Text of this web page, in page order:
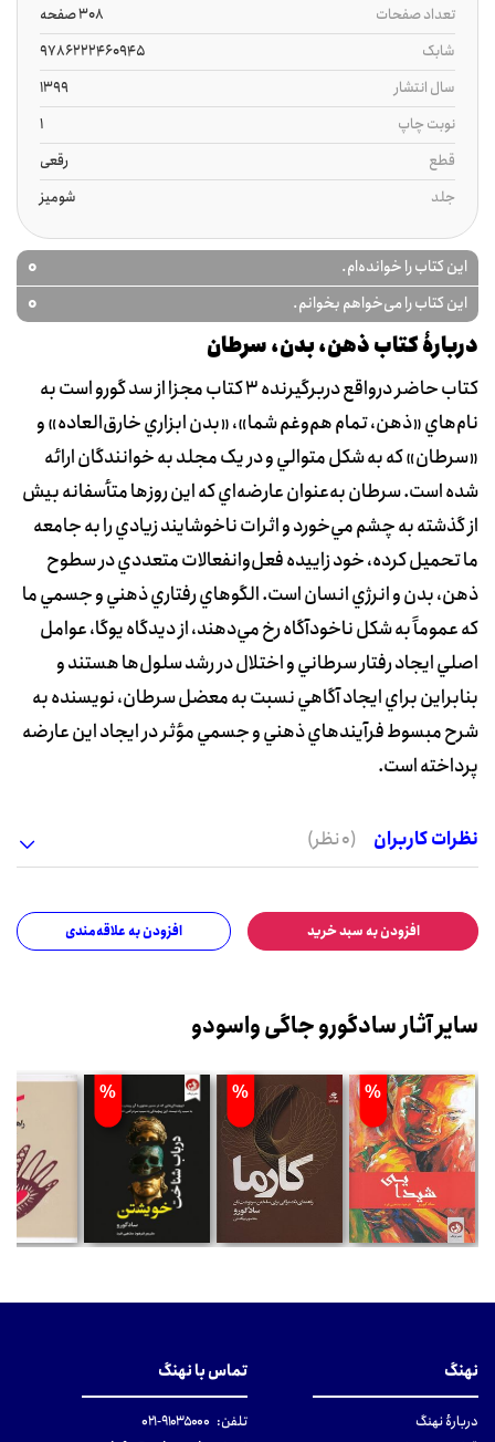
تعداد صفحات
308 صفحه
شابک
9786222460945
سال انتشار
1399
نوبت چاپ
1
قطع
رقعی
جلد
شومیز
این کتاب را خوانده‌ام. 0
این کتاب را می‌خواهم بخوانم. 0
دربارۀ کتاب ذهن، بدن، سرطان
کتاب حاضر درواقع دربرگيرنده 3 کتاب مجزا از سد گورو است به
نام‌هاي «ذهن‌، تمام هم‌وغم شما»، «بدن ابزاري خارق‌العاده» و
«سرطان» که به شکل متوالي و در يک مجلد به خوانندگان ارائه
شده است. سرطان به‌عنوان عارضه‌اي که اين روزها متأسفانه بيش
از گذشته به چشم مي‌خورد و اثرات ناخوشايند زيادي را به جامعه
ما تحميل کرده، خود زاييده فعل‌وانفعالات متعددي در سطوح
ذهن، بدن و انرژي انسان است. الگوهاي رفتاري ذهني و جسمي ما
که عموماً به شکل ناخودآگاه رخ مي‌دهند، از ديدگاه يوگا، عوامل
اصلي ايجاد رفتار سرطاني و اختلال در رشد سلول‌ها هستند و
بنابراين براي ايجاد آگاهي نسبت به معضل سرطان، نويسنده به
شرح مبسوط فرآيندهاي ذهني و جسمي مؤثر در ايجاد اين عارضه
پرداخته است.
نظرات کاربران (0 نظر)
افزودن به سبد خرید افزودن به علاقه‌مندی
سایر آثار سادگورو جاگی واسودو
%
%
%
نهنگ
دربارهٔ نهنگ
تماس با نهنگ
تلفن: ۹۱۰۳۵۰۰۰-۰۲۱